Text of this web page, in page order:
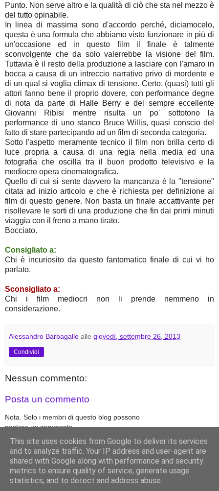
Punto. Non serve altro e la qualità di ciò che sta nel mezzo è
del tutto opinabile.
In linea di massima sono d'accordo perché, diciamocelo,
questa è una formula che abbiamo visto funzionare in più di
un'occasione ed in questo film il finale è talmente
sconvolgente che da solo valerrebbe la visione del film.
Tuttavia è il resto della produzione a lasciare con l'amaro in
bocca a causa di un intreccio narrativo privo di mordente e
di un qual si voglia climax di tensione. Certo, (quasi) tutti gli
attori fanno bene il proprio dovere, con performance degne
di nota da parte di Halle Berry e del sempre eccellente
Giovanni Ribisi mentre risulta un po' sottotono la
performance di uno stanco Bruce Willis, quasi conscio del
fatto di stare partecipando ad un film di seconda categoria.
Sotto l'aspetto meramente tecnico il film non brilla certo di
luce propria a causa di una regia nella media ed una
fotografia che oscilla tra il buon prodotto televisivo e la
mediocre opera cinematografica.
Quello di cui si sente davvero la mancanza è la "tensione"
citata ad inizio articolo e che è richiesta per definizione ai
film di questo genere. Non basta un finale accattivante per
risollevare le sorti di una produzione che fin dai primi minuti
viaggia con il freno a mano tirato.
Bocciato.
Consigliato a:
Chi è incuriosito da questo fantomatico finale di cui vi ho
parlato.
Sconsigliato a:
Chi i film mediocri non li prende nemmeno in
considerazione.
Alessandro Barbagallo alle giovedì, settembre 26, 2013
Condividi
Nessun commento:
Posta un commento
Nota. Solo i membri di questo blog possono
postare un commento.
‹ ›
Home page
Visualizza versione web
This site uses cookies from Google to deliver its services
and to analyze traffic. Your IP address and user-agent are
shared with Google along with performance and security
metrics to ensure quality of service, generate usage
statistics, and to detect and address abuse.